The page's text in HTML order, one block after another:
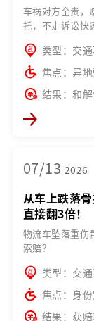
车祸对方全责，
托，不走诉讼快
类型：交
焦点：异
结果：和
07/13 2026
从车上跌落
直接翻3倍！
物流车坠落重伤
索赔？
类型：交
焦点：身
结果：获